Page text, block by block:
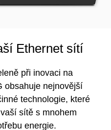
Ethernet sítí
při inovaci na
obsahuje nejnovější
technologie, které
sítě s mnohem
energie.